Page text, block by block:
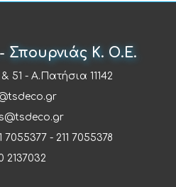
Σπουρνιάς Κ. Ο.Ε.
51 - Α.Πατήσια 11142
7055377 - 211 7055378
2137032